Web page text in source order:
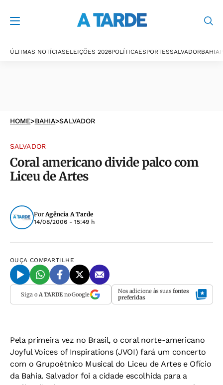
ÚLTIMAS NOTÍCIASELEIÇÕES 2026POLÍTICAESPORTESSALVADORBAHIA
HOME>BAHIA>SALVADOR
SALVADOR
Coral americano divide palco com
Liceu de Artes
PorAgência A Tarde
14/08/2006 - 15:49 h
OUÇA COMPARTILHE
Siga o A TARDEno Google Nos adicione às suas fontes
preferidas
Pela primeira vez no Brasil, o coral norte-americano
Joyful Voices of Inspirations (JVOI) fará um concerto
com o Grupoétnico Musical do Liceu de Artes e Ofício
da Bahia. Salvador foi a cidade escolhida para a